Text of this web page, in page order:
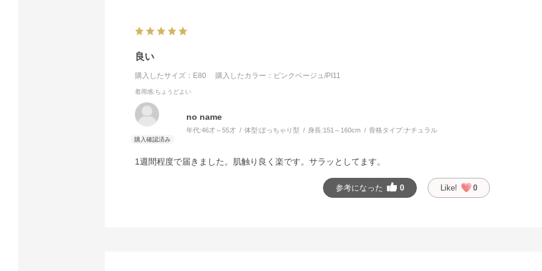
良い
購入したサイズ：E80 購入したカラー：ピンクベージュ/PI11
着用感:ちょうどよい
no name
年代:46才～55才 体型:ぽっちゃり型 身長:151～160cm 骨格タイプ:ナチュラル
1週間程度で届きました。肌触り良く楽です。サラッとしてます。
参考になった 0 Like! 0